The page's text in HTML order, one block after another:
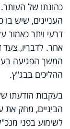
כהונתו של
העניינים, שיש
דרעי ויתר כאמור
אחר. לדבריו, צעד
המשך הפגיעה
ההליכים בבג"ץ.
בעקבות הודעתו
הביניים, מחק את
לשימוע בפני